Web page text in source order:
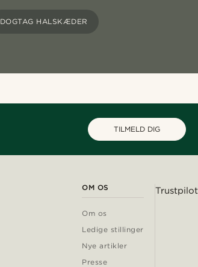
DOGTAG HALSKÆDER
TILMELD DIG
OM OS
Om os
Ledige stillinger
Nye artikler
Presse
Trustpilot